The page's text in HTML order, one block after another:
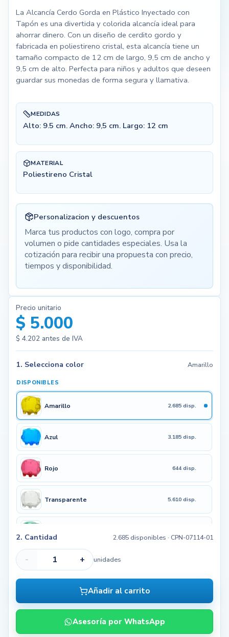
La Alcancía Cerdo Gorda en Plástico Inyectado con
Tapón es una divertida y colorida alcancía ideal para
ahorrar dinero. Con un diseño de cerdito gordo y
fabricada en poliestireno cristal, esta alcancía tiene un
tamaño compacto de 12 cm de largo, 9,5 cm de ancho y
9,5 cm de alto. Perfecta para niños y adultos que deseen
guardar sus monedas de forma segura y llamativa.
MEDIDAS
Alto: 9.5 cm. Ancho: 9,5 cm. Largo: 12 cm
MATERIAL
Poliestireno Cristal
Personalizacion y descuentos
Marca tus productos con logo, compra por
volumen o pide cantidades especiales. Usa la
cotización para recibir una propuesta con precio,
tiempos y disponibilidad.
Precio unitario
$ 5.000
$ 4.202antes de IVA
1. Selecciona color Amarillo
DISPONIBLES
Amarillo 2.685 disp.
Azul 3.185 disp.
Rojo 644 disp.
Transparente 5.610 disp.
Negro
2. Cantidad 2.685 disponibles · CPN-07114-01
- + unidades
Añadir al carrito
Asesoría por WhatsApp